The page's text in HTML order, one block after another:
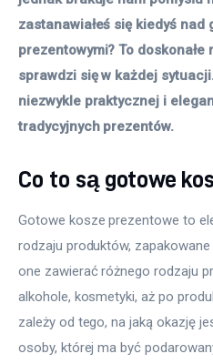
zastanawiałeś się kiedyś nad
prezentowymi? To
sprawdzi się w każdej
niezwykle praktycznej i
tradycyjnych prezentów.
Co to są gotowe
Gotowe kosze prezentowe to
rodzaju produktów,
one zawierać różnego rodzaju
alkohole, kosmetyki, aż po
zależy od tego, na jaką okazję
osoby, której ma być